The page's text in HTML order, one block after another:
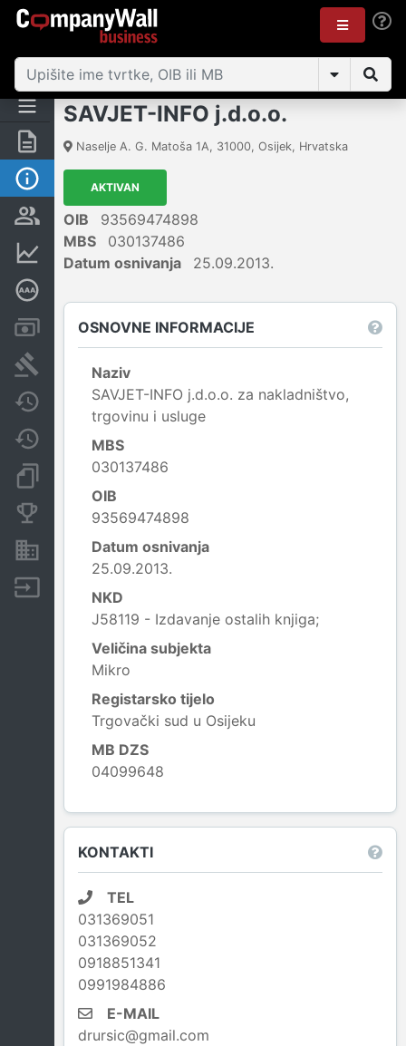
Sažetak
Osobe i vlasništvo
Računi i blokade
Sudske objave
Javne nabavke
Promjene
Dokumenti i objave
Konkurentske tvrtke
Nekretnine i imovina
SAVJET-INFO j.d.o.o.
Naselje A. G. Matoša 1A, 31000, Osijek, Hrvatska
AKTIVAN
OIB
93569474898
MBS
030137486
Datum osnivanja
25.09.2013.
OSNOVNE INFORMACIJE
Naziv
SAVJET-INFO j.d.o.o. za nakladništvo,
trgovinu i usluge
MBS
030137486
OIB
93569474898
Datum osnivanja
25.09.2013.
NKD
J58119 - Izdavanje ostalih knjiga;
Veličina subjekta
Mikro
Registarsko tijelo
Trgovački sud u Osijeku
MB DZS
04099648
KONTAKTI
TEL
031369051
031369052
0918851341
0991984886
E-MAIL
drursic@gmail.com